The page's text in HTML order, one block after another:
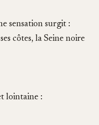
sensation surgit :
côtes, la Seine noire
lointaine :